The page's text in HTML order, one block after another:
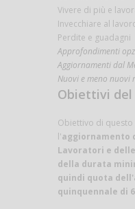
Vivere di più e
Invecchiare al
Perdite e guadagni
Approfondimenti
Aggiornamenti dal
Nuovi e meno nuovi
Obiettivi del
Obiettivo di questo
l'aggiornamento
Lavoratori e
della durata
quindi quota
quinquennale di